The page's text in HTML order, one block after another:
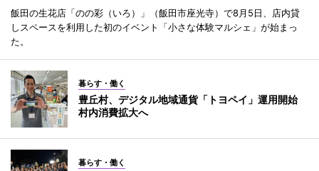
飯田の生花店「のの彩（いろ）」（飯田市座光寺）で8月5日、店内貸
しスペースを利用した初のイベント「小さな体験マルシェ」が始まっ
た。
暮らす・働く
豊丘村、デジタル地域通貨「トヨペイ」運用開始
村内消費拡大へ
暮らす・働く